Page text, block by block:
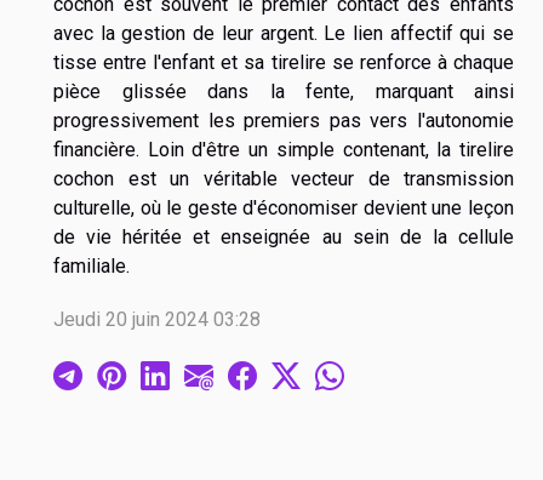
avec la gestion de leur argent. Le lien affectif qui se
tisse entre l'enfant et sa tirelire se renforce à chaque
pièce glissée dans la fente, marquant ainsi
progressivement les premiers pas vers l'autonomie
financière. Loin d'être un simple contenant, la tirelire
cochon est un véritable vecteur de transmission
culturelle, où le geste d'économiser devient une leçon
de vie héritée et enseignée au sein de la cellule
familiale.
Jeudi 20 juin 2024 03:28